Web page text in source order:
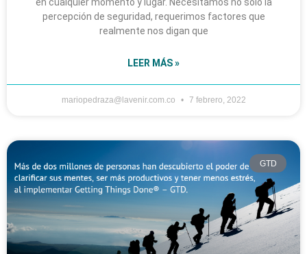
en cualquier momento y lugar. Necesitamos no solo la
percepción de seguridad, requerimos factores que
realmente nos digan que
LEER MÁS »
mariopedraza@lavenir.com.co 7 febrero, 2022
GTD